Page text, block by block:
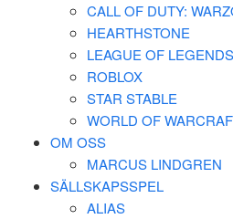
CALL OF DUTY:
HEARTHSTONE
LEAGUE OF LEGENDS
ROBLOX
STAR STABLE
WORLD OF
OM OSS
MARCUS LINDGREN
SÄLLSKAPSSPEL
ALIAS